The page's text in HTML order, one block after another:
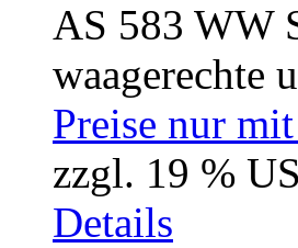
AS 583 WW
waagerechte
Preise nur
zzgl. 19 %
Details